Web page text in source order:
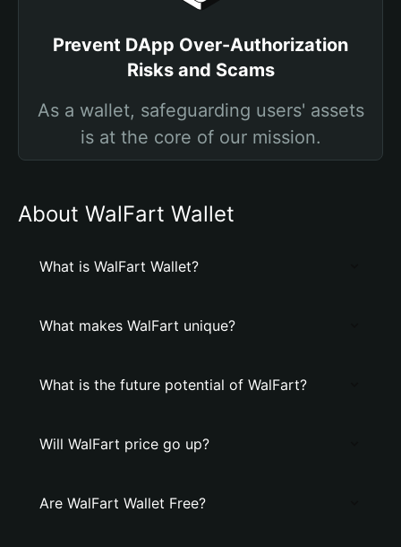
Prevent DApp Over-Authorization
Risks and Scams
As a wallet, safeguarding users' assets
is at the core of our mission.
About WalFart Wallet
What is WalFart Wallet?
What makes WalFart unique?
What is the future potential of WalFart?
Will WalFart price go up?
Are WalFart Wallet Free?